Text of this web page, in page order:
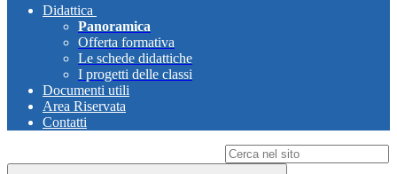
Didattica
Panoramica
Offerta formativa
Le schede didattiche
I progetti delle classi
Documenti utili
Area Riservata
Contatti